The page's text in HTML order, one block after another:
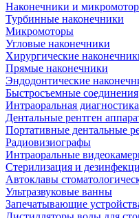
Наконечники и
Турбинные наконечники
Микромоторы
Угловые наконечники
Хирургические
Прямые наконечники
Эндодонтические
Быстросъемные соединения
Интраоральная
Дентальные рентген
Портативные дентальные
Радиовизиографы
Интраоральные
Стерилизация и
Автоклавы
Ультразвуковые ванны
Запечатывающие